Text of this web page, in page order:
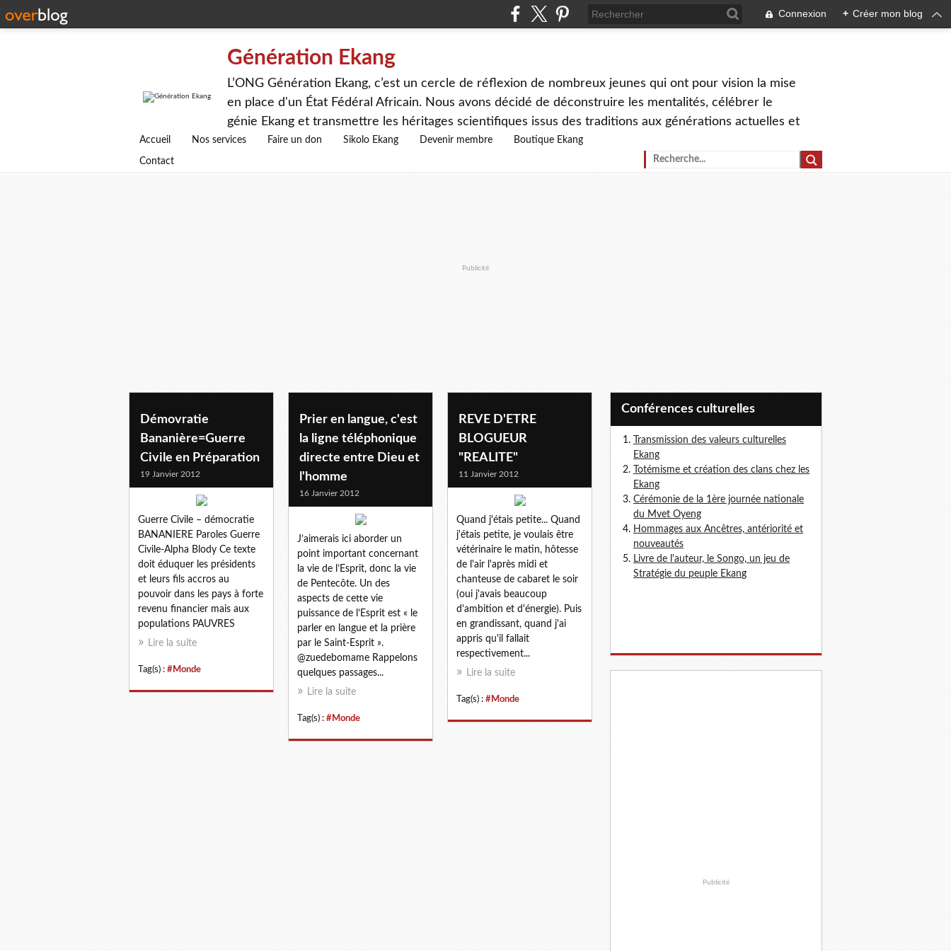
Connexion + Créer mon blog
Génération Ekang
L’ONG Génération Ekang, c’est un cercle de réflexion de nombreux jeunes qui ont pour vision la mise
en place d'un État Fédéral Africain. Nous avons décidé de déconstruire les mentalités, célébrer le
génie Ekang et transmettre les héritages scientifiques issus des traditions aux générations actuelles et
avenirs.
Accueil Nos services Faire un don Sikolo Ekang Devenir membre Boutique Ekang
Contact
Publicité
Démovratie
Bananière=Guerre
Civile en Préparation
19 Janvier 2012
Guerre Civile – démocratie
BANANIERE Paroles Guerre
Civile-Alpha Blody Ce texte
doit éduquer les présidents
et leurs fils accros au
pouvoir dans les pays à forte
revenu financier mais aux
populations PAUVRES
Lire la suite
Tag(s) : #Monde
Prier en langue, c'est
la ligne téléphonique
directe entre Dieu et
l'homme
16 Janvier 2012
J’aimerais ici aborder un
point important concernant
la vie de l’Esprit, donc la vie
de Pentecôte. Un des
aspects de cette vie
puissance de l’Esprit est « le
parler en langue et la prière
par le Saint-Esprit ».
@zuedebomame Rappelons
quelques passages...
Lire la suite
Tag(s) : #Monde
REVE D'ETRE
BLOGUEUR
"REALITE"
11 Janvier 2012
Quand j'étais petite... Quand
j'étais petite, je voulais être
vétérinaire le matin, hôtesse
de l'air l'après midi et
chanteuse de cabaret le soir
(oui j'avais beaucoup
d'ambition et d'énergie). Puis
en grandissant, quand j'ai
appris qu'il fallait
respectivement...
Lire la suite
Tag(s) : #Monde
Conférences culturelles
Transmission des valeurs culturelles
Ekang
Totémisme et création des clans chez les
Ekang
Cérémonie de la 1ère journée nationale
du Mvet Oyeng
Hommages aux Ancêtres, antériorité et
nouveautés
Livre de l'auteur, le Songo, un jeu de
Stratégie du peuple Ekang
Publicité